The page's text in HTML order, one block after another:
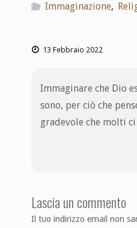
Immaginazione,
13 Febbraio 2022
Immaginare che Dio
sono, per ciò che
gradevole che molti
Lascia un commento
Il tuo indirizzo email non